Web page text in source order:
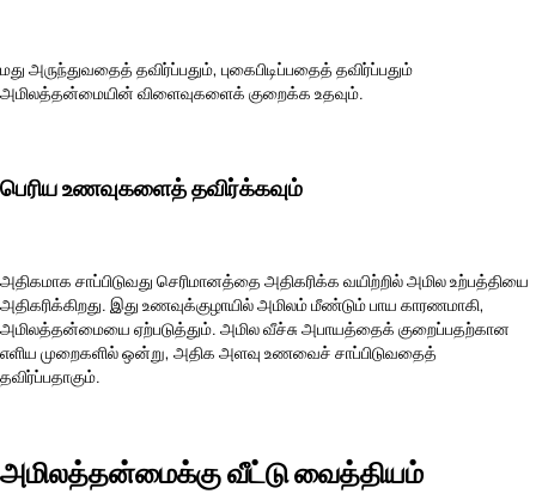
மது அருந்துவதைத் தவிர்ப்பதும், புகைபிடிப்பதைத் தவிர்ப்பதும்
அமிலத்தன்மையின் விளைவுகளைக் குறைக்க உதவும்.
பெரிய உணவுகளைத் தவிர்க்கவும்
அதிகமாக சாப்பிடுவது செரிமானத்தை அதிகரிக்க வயிற்றில் அமில உற்பத்தியை
அதிகரிக்கிறது. இது உணவுக்குழாயில் அமிலம் மீண்டும் பாய காரணமாகி,
அமிலத்தன்மையை ஏற்படுத்தும். அமில வீச்சு அபாயத்தைக் குறைப்பதற்கான
எளிய முறைகளில் ஒன்று, அதிக அளவு உணவைச் சாப்பிடுவதைத்
தவிர்ப்பதாகும்.
அமிலத்தன்மைக்கு வீட்டு வைத்தியம்